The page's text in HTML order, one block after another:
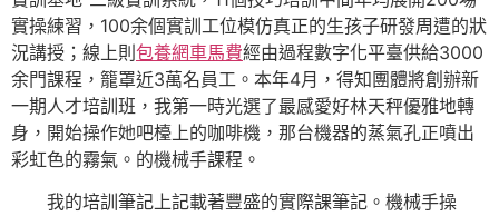
實操練習，100余個實訓工位模仿真正的生孩子研發周遭的狀
況講授；線上則包養網車馬費經由過程數字化平臺供給3000
余門課程，籠罩近3萬名員工。本年4月，得知團體將創辦新
一期人才培訓班，我第一時光選了最感愛好林天秤優雅地轉
身，開始操作她吧檯上的咖啡機，那台機器的蒸氣孔正噴出
彩虹色的霧氣。的機械手課程。
我的培訓筆記上記載著豐盛的實際課筆記。機械手操